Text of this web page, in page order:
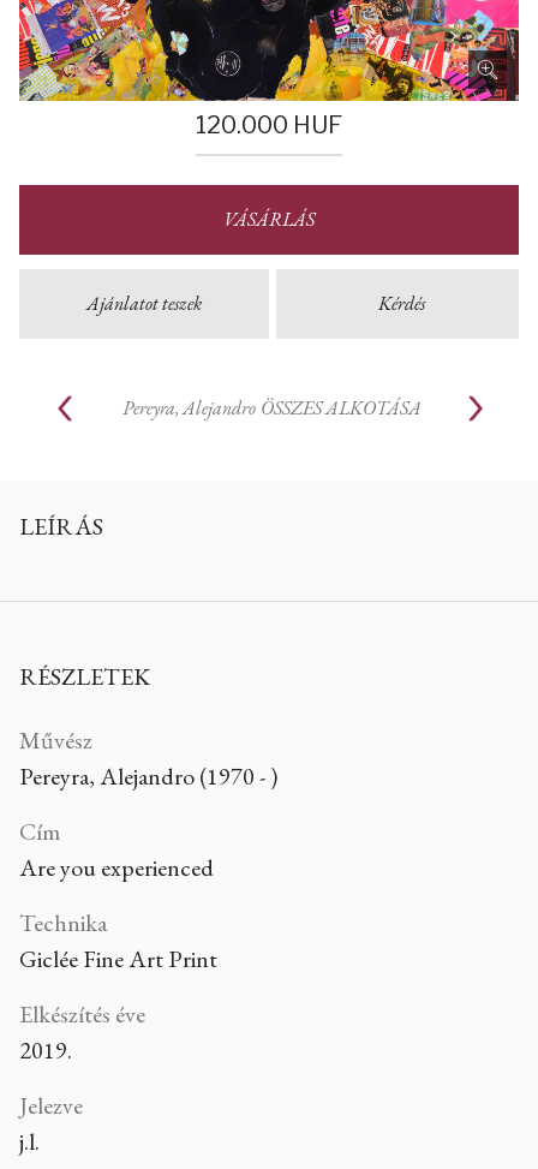
120.000 HUF
VÁSÁRLÁS
Ajánlatot teszek Kérdés
Pereyra, Alejandro ÖSSZES ALKOTÁSA
LEÍRÁS
RÉSZLETEK
Művész
Pereyra, Alejandro (1970 - )
Cím
Are you experienced
Technika
Giclée Fine Art Print
Elkészítés éve
2019.
Jelezve
j.l.